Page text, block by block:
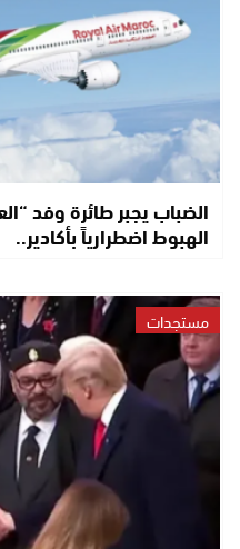
الضباب يجبر طائرة وفد
الهبوط اضطرارياً بأكادير..
مستجدات